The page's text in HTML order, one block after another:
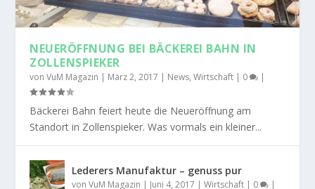
NEUERÖFFNUNG BEI BÄCKEREI BAHN IN
ZOLLENSPIEKER
vonVuM Magazin | März 2, 2017 | News,Wirtschaft | 0 |
Bäckerei Bahn feiert heute die Neueröffnung am
Standort in Zollenspieker. Was vormals ein kleiner...
Lederers Manufaktur – genuss pur
vonVuM Magazin | Juni 4, 2017 |Wirtschaft | 0 |